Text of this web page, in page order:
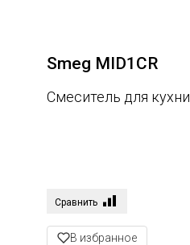
Smeg MID1CR
Смеситель для кухни
Сравнить
В избранное